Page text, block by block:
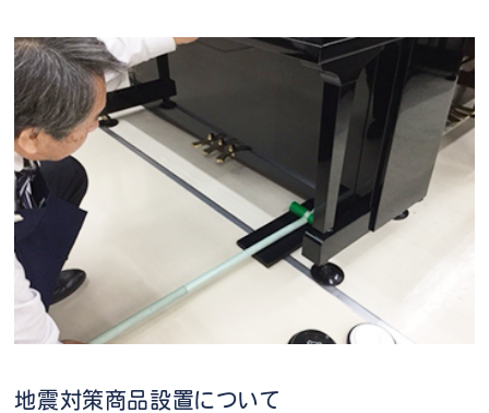
地震対策商品設置について